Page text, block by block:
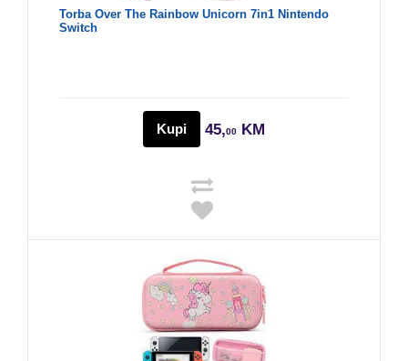
Torba Over The Rainbow Unicorn 7in1 Nintendo
Switch
Kupi 45,00 KM